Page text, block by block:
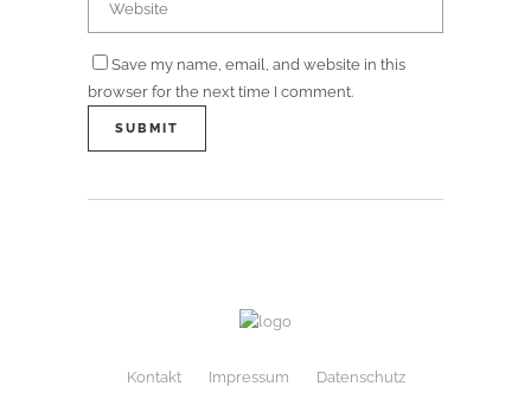
Save my name, email, and website in this
browser for the next time I comment.
Kontakt Impressum Datenschutz